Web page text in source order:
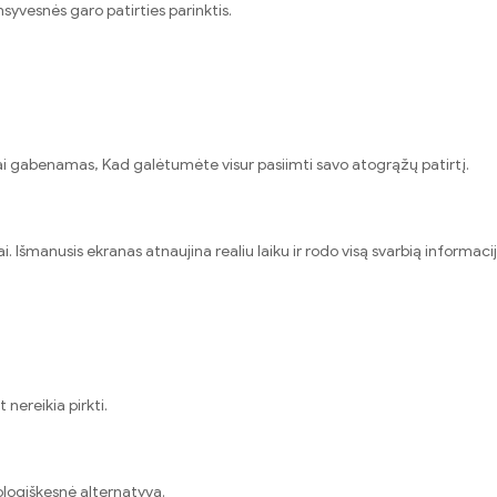
garo patirties parinktis.
gabenamas, Kad galėtumėte visur pasiimti savo atogrąžų patirtį.
ekranas atnaujina realiu laiku ir rodo visą svarbią
nereikia pirkti.
alternatyva.